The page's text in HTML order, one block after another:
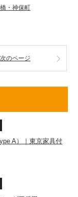
・神保町
次のページ
A）｜東京家具付